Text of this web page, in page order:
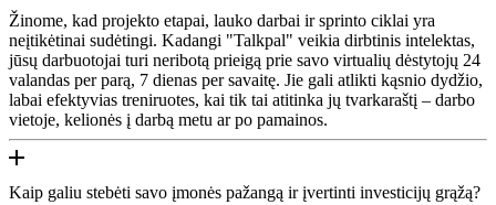
Žinome, kad projekto etapai, lauko darbai ir sprinto ciklai yra
neįtikėtinai sudėtingi. Kadangi "Talkpal" veikia dirbtinis intelektas,
jūsų darbuotojai turi neribotą prieigą prie savo virtualių dėstytojų 24
valandas per parą, 7 dienas per savaitę. Jie gali atlikti kąsnio dydžio,
labai efektyvias treniruotes, kai tik tai atitinka jų tvarkaraštį – darbo
vietoje, kelionės į darbą metu ar po pamainos.
Kaip galiu stebėti savo įmonės pažangą ir įvertinti investicijų grąžą?